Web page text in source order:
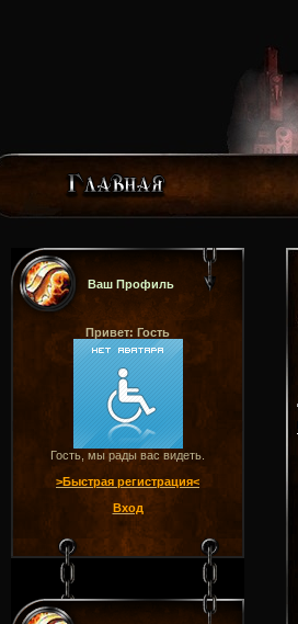
Ваш Профиль
Привет: Гость
Гость, мы рады вас видеть.
>Быстрая регистрация<
Вход